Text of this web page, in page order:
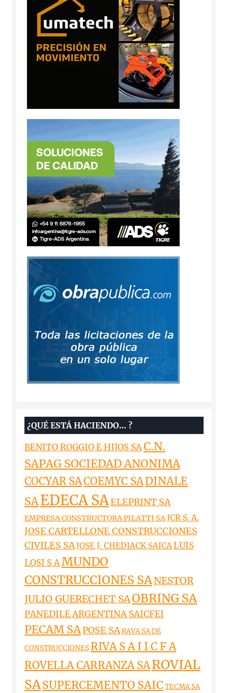
¿QUÉ ESTÁ HACIENDO… ?
BENITO ROGGIO E HIJOS SAC.N.
SAPAG SOCIEDAD ANONIMA
COCYAR SACOEMYC SADINALE
SAEDECA SAELEPRINT SA
EMPRESA CONSTRUCTORA PILATTI SAJCR S. A.
JOSE CARTELLONE CONSTRUCCIONES
CIVILES SAJOSE J. CHEDIACK SAICA LUIS
LOSI S AMUNDO
CONSTRUCCIONES SANESTOR
JULIO GUERECHET SAOBRING SA
PANEDILE ARGENTINA SAICFEI
PECAM SAPOSE SARAVA SA DE
CONSTRUCCIONES RIVA S A I I C F A
ROVELLA CARRANZA SAROVIAL
SASUPERCEMENTO SAIC TECMA SA